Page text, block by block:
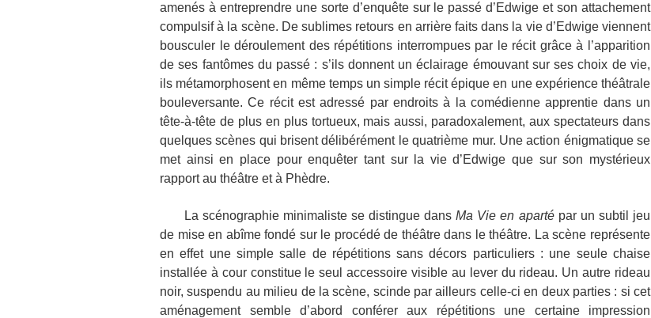
amenés à entreprendre une sorte d’enquête sur le passé d’Edwige et son attachement
compulsif à la scène. De sublimes retours en arrière faits dans la vie d’Edwige viennent
bousculer le déroulement des répétitions interrompues par le récit grâce à l’apparition
de ses fantômes du passé : s’ils donnent un éclairage émouvant sur ses choix de vie,
ils métamorphosent en même temps un simple récit épique en une expérience théâtrale
bouleversante. Ce récit est adressé par endroits à la comédienne apprentie dans un
tête-à-tête de plus en plus tortueux, mais aussi, paradoxalement, aux spectateurs dans
quelques scènes qui brisent délibérément le quatrième mur. Une action énigmatique se
met ainsi en place pour enquêter tant sur la vie d’Edwige que sur son mystérieux
rapport au théâtre et à Phèdre.
La scénographie minimaliste se distingue dansMa Vie en apartépar un subtil jeu
de mise en abîme fondé sur le procédé de théâtre dans le théâtre. La scène représente
en effet une simple salle de répétitions sans décors particuliers : une seule chaise
installée à cour constitue le seul accessoire visible au lever du rideau. Un autre rideau
noir, suspendu au milieu de la scène, scinde par ailleurs celle-ci en deux parties : si cet
aménagement semble d’abord conférer aux répétitions une certaine impression